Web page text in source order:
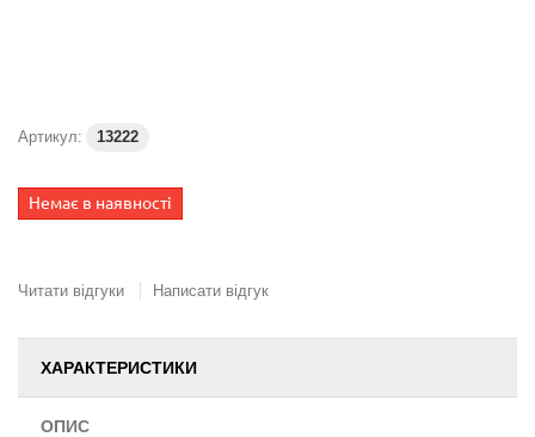
Артикул: 13222
Немає в наявності
Читати відгуки Написати відгук
ХАРАКТЕРИСТИКИ
ОПИС